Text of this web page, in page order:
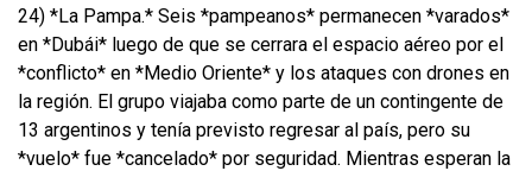
24) *La Pampa.* Seis *pampeanos* permanecen *varados*
en *Dubái* luego de que se cerrara el espacio aéreo por el
*conflicto* en *Medio Oriente* y los ataques con drones en
la región. El grupo viajaba como parte de un contingente de
13 argentinos y tenía previsto regresar al país, pero su
*vuelo* fue *cancelado* por seguridad. Mientras esperan la